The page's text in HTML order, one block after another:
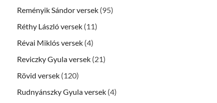
Reményik Sándor versek (95)
Réthy László versek (11)
Révai Miklós versek (4)
Reviczky Gyula versek (21)
Rövid versek (120)
Rudnyánszky Gyula versek (4)